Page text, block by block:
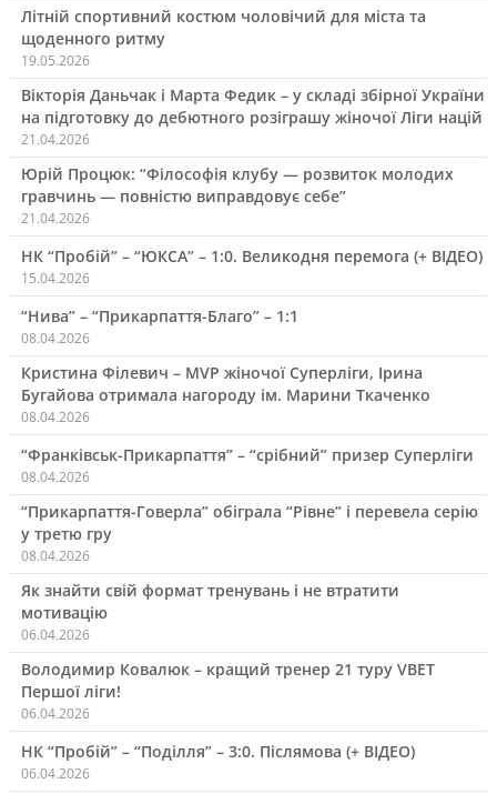
Літній спортивний костюм чоловічий для міста та
щоденного ритму
19.05.2026
Вікторія Даньчак і Марта Федик – у складі збірної України
на підготовку до дебютного розіграшу жіночої Ліги націй
21.04.2026
Юрій Процюк: “Філософія клубу — розвиток молодих
гравчинь — повністю виправдовує себе”
21.04.2026
НК “Пробій” – “ЮКСА” – 1:0. Великодня перемога (+ ВІДЕО)
15.04.2026
“Нива” – “Прикарпаття-Благо” – 1:1
08.04.2026
Кристина Філевич – MVP жіночої Суперліги, Ірина
Бугайова отримала нагороду ім. Марини Ткаченко
08.04.2026
“Франківськ-Прикарпаття” – “срібний” призер Суперліги
08.04.2026
“Прикарпаття-Говерла” обіграла “Рівне” і перевела серію
у третю гру
08.04.2026
Як знайти свій формат тренувань і не втратити
мотивацію
06.04.2026
Володимир Ковалюк – кращий тренер 21 туру VBET
Першої ліги!
06.04.2026
НК “Пробій” – “Поділля” – 3:0. Післямова (+ ВІДЕО)
06.04.2026